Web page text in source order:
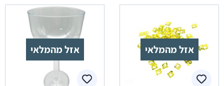
אזל מהמלאי אזל מהמלאי